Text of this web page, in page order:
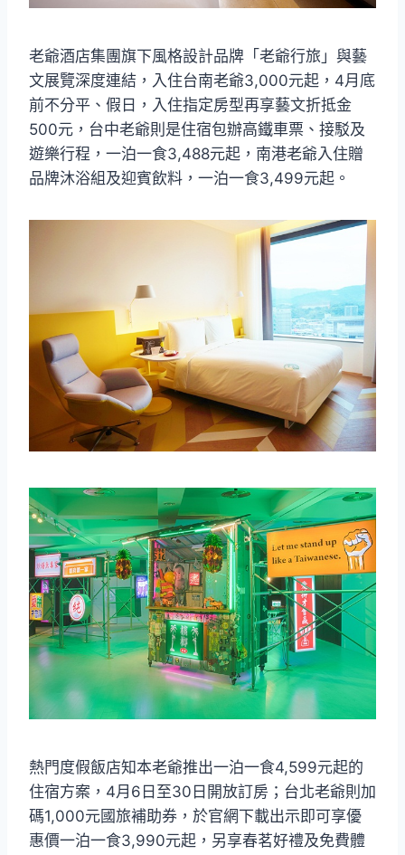
老爺酒店集團旗下風格設計品牌「老爺行旅」與藝
文展覽深度連結，入住台南老爺3,000元起，4月底
前不分平、假日，入住指定房型再享藝文折抵金
500元，台中老爺則是住宿包辦高鐵車票、接駁及
遊樂行程，一泊一食3,488元起，南港老爺入住贈
品牌沐浴組及迎賓飲料，一泊一食3,499元起。
熱門度假飯店知本老爺推出一泊一食4,599元起的
住宿方案，4月6日至30日開放訂房；台北老爺則加
碼1,000元國旅補助券，於官網下載出示即可享優
惠價一泊一食3,990元起，另享春茗好禮及免費體